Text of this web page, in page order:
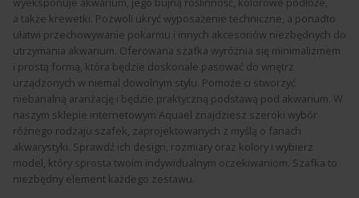
a także krewetki. Pozwoli ukryć wyposażenie techniczne, a ponadto
ułatwi przechowywanie pokarmu i innych akcesoriów niezbędnych do
utrzymania akwarium. Oferowana szafka wyróżnia się minimalizmem
i prostą formą, która będzie doskonale pasować do wnętrz
urządzonych w niemal dowolnym stylu. Pomoże ci stworzyć
niebanalną aranżację i będzie praktyczną podstawą pod akwarium. W
naszym sklepie internetowym Aquael znajdziesz szeroki wybór
różnego rodzaju szafek, zaprojektowanych z myślą o fanach
akwarystyki. Sprawdź ich design, rozmiary oraz kolory i wybierz
model, który sprosta twoim indywidualnym oczekiwaniom. Szafka to
niezbędny element każdego zestawu.